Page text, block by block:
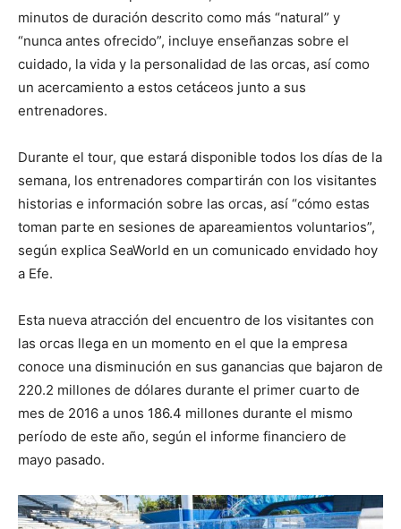
minutos de duración descrito como más “natural” y
“nunca antes ofrecido”, incluye enseñanzas sobre el
cuidado, la vida y la personalidad de las orcas, así como
un acercamiento a estos cetáceos junto a sus
entrenadores.
Durante el tour, que estará disponible todos los días de la
semana, los entrenadores compartirán con los visitantes
historias e información sobre las orcas, así “cómo estas
toman parte en sesiones de apareamientos voluntarios”,
según explica SeaWorld en un comunicado envidado hoy
a Efe.
Esta nueva atracción del encuentro de los visitantes con
las orcas llega en un momento en el que la empresa
conoce una disminución en sus ganancias que bajaron de
220.2 millones de dólares durante el primer cuarto de
mes de 2016 a unos 186.4 millones durante el mismo
período de este año, según el informe financiero de
mayo pasado.